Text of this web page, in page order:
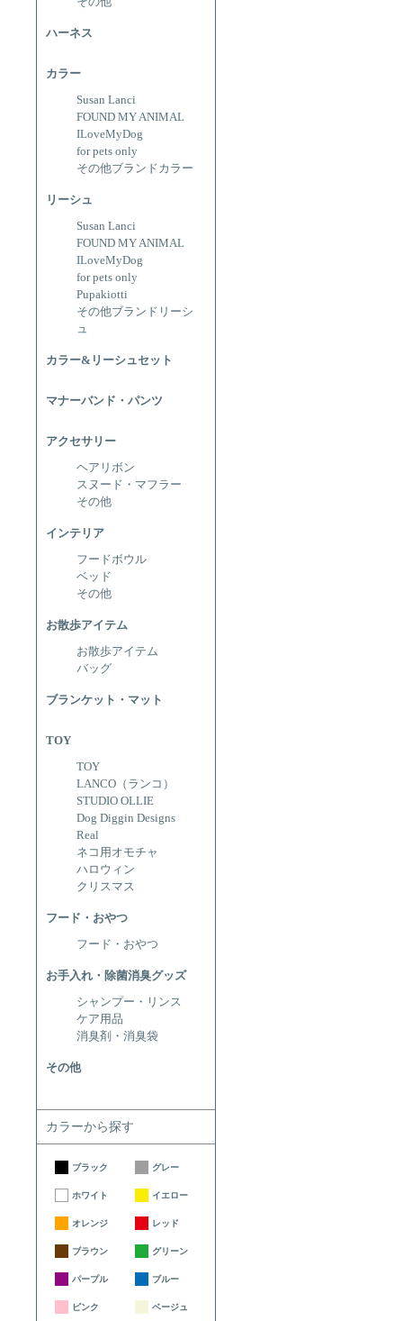
ハーネス
カラー
Susan Lanci
FOUND MY ANIMAL
ILoveMyDog
for pets only
その他ブランドカラー
リーシュ
Susan Lanci
FOUND MY ANIMAL
ILoveMyDog
for pets only
Pupakiotti
その他ブランドリーシ
ュ
カラー&リーシュセット
マナーバンド・パンツ
アクセサリー
ヘアリボン
スヌード・マフラー
その他
インテリア
フードボウル
ベッド
その他
お散歩アイテム
お散歩アイテム
バッグ
ブランケット・マット
TOY
TOY
LANCO（ランコ）
STUDIO OLLIE
Dog Diggin Designs
Real
ネコ用オモチャ
ハロウィン
クリスマス
フード・おやつ
フード・おやつ
お手入れ・除菌消臭グッズ
シャンプー・リンス
ケア用品
消臭剤・消臭袋
その他
カラーから探す
ブラック グレー
ホワイト イエロー
オレンジ レッド
ブラウン グリーン
パープル ブルー
ピンク ベージュ